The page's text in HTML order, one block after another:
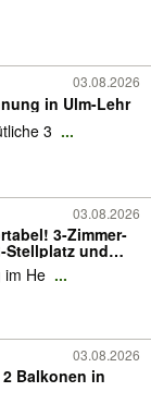
03.08.2026
in Ulm-Lehr
3 ...
03.08.2026
3-Zimmer-
Stellplatz und
im He ...
03.08.2026
Balkonen in